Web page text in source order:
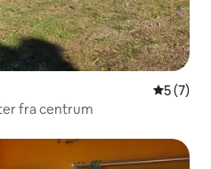
5 ud af 5
5 (7)
fra centrum